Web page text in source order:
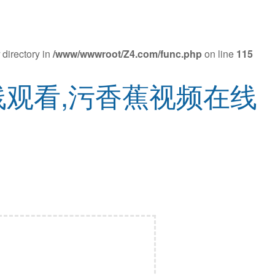
in /www/wwwroot/Z4.com/func.php on line 115
看,污香蕉视频在线